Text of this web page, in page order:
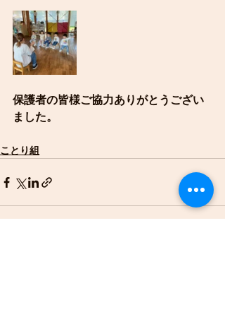
保護者の皆様ご協力ありがとうござい
ました。
ことり組